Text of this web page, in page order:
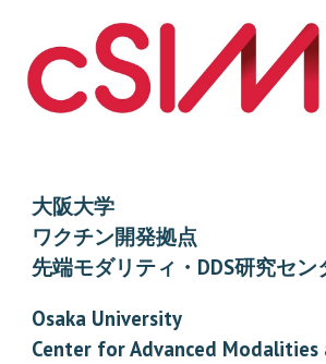
大阪大学
ワクチン開発拠点
先端モダリティ・DDS研究セン
Osaka University
Center for Advanced Modalities